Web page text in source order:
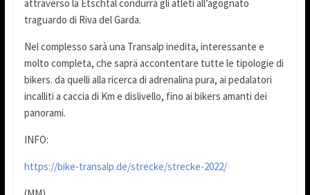
attraverso la Etschtal condurrà gli atleti all’agognato
traguardo di Riva del Garda.
Nel complesso sarà una Transalp inedita, interessante e
molto completa, che saprä accontentare tutte le tipologie di
bikers. da quelli alla ricerca di adrenalina pura, ai pedalatori
incalliti a caccia di Km e dislivello, fino ai bikers amanti dei
panorami.
INFO:
https://bike-transalp.de/strecke/strecke-2022/